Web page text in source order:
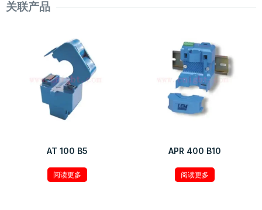
关联产品
AT 100 B5
阅读更多
APR 400 B10
阅读更多